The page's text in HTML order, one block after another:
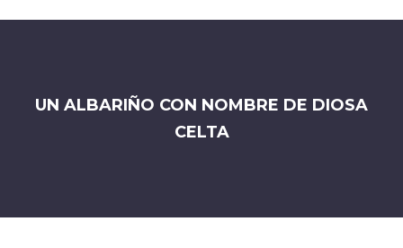
UN ALBARIÑO CON NOMBRE DE DIOSA
CELTA